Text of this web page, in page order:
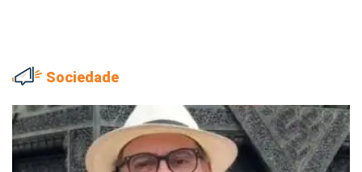
Sociedade